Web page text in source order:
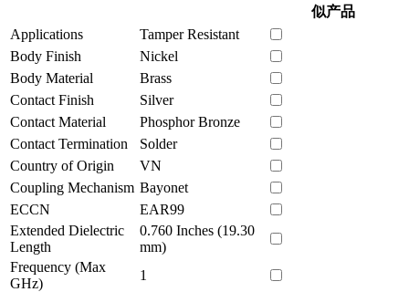
似产品
Applications
Tamper Resistant
Body Finish
Nickel
Body Material
Brass
Contact Finish
Silver
Contact Material
Phosphor Bronze
Contact Termination
Solder
Country of Origin
VN
Coupling Mechanism Bayonet
ECCN
EAR99
Extended Dielectric
Length
0.760 Inches (19.30
mm)
Frequency (Max
GHz)
1